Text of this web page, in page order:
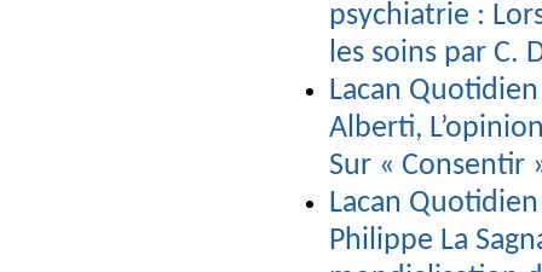
psychiatrie :
les soins par C.
Lacan Quotidien
Alberti,
Sur « Consentir
Lacan Quotidien
Philippe La